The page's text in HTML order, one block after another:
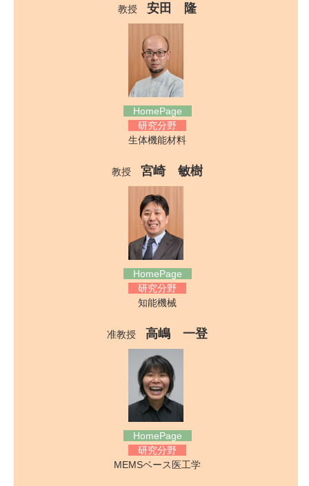
教授 安田 隆
HomePage
研究分野
生体機能材料
教授 宮崎 敏樹
HomePage
研究分野
知能機械
准教授 高嶋 一登
HomePage
研究分野
MEMSベース医工学